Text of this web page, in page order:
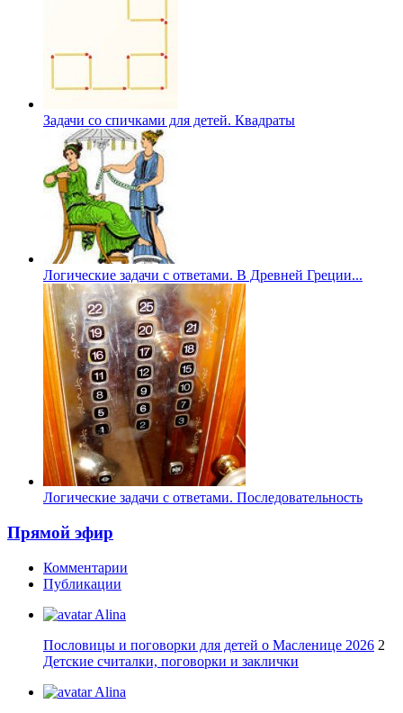
Задачи со спичками для детей. Квадраты
Логические задачи с ответами. В Древней Греции...
Логические задачи с ответами. Последовательность
Прямой эфир
Комментарии
Публикации
Alina
Пословицы и поговорки для детей о Масленице 2026 2
Детские считалки, поговорки и заклички
Alina